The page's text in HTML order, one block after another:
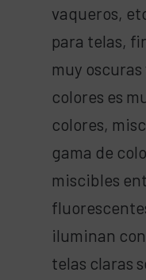
vaqueros,
para telas,
muy
colores es
colores,
gama de
miscibles
iluminan
telas claras